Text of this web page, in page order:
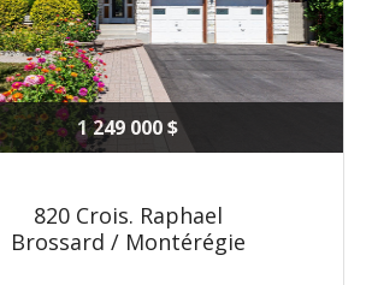
1 249 000 $
820 Crois. Raphael
Brossard / Montérégie